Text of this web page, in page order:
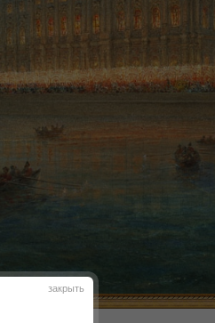
закрыть